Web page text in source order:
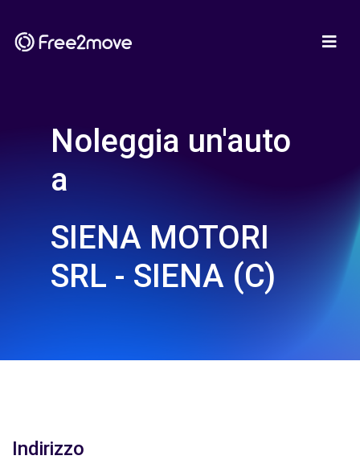
Noleggia un'auto
a
SIENA MOTORI
SRL - SIENA (C)
Indirizzo